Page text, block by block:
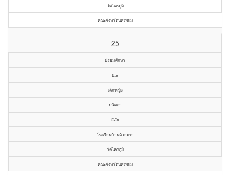
วัดไตรภูมิ
คณะจังหวัดนครพนม
25
มัธยมศึกษา
ม.๑
เด็กหญิง
ปนัดดา
สีสัย
โรงเรียนบ้านห้วยพระ
วัดไตรภูมิ
คณะจังหวัดนครพนม